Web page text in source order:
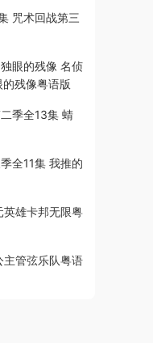
咒术回战第三
眼的残像 名侦
残像粤语版
季全13集 蜻
全11集 我推的
英雄卡邦无限粤
主管弦乐队粤语